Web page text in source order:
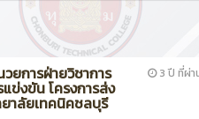
3 ปี ที่ผ่า
ยการฝ่ายวิชาการ
ข่งขัน โครงการส่ง
ยาลัยเทคนิคชลบุรี